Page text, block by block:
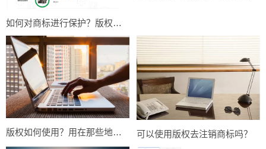
如何对商标进行保护？版权是对商标最好的保护
版权如何使用？用在那些地方？ 可以使用版权去注销商标吗？